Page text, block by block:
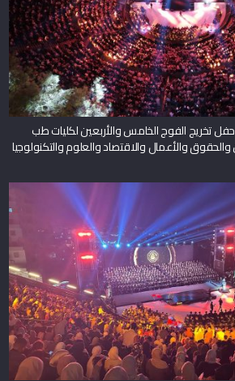
تخريج الفوج الخامس والأربعين لكليات طب
والأعمال والاقتصاد والعلوم والتكنولوجيا